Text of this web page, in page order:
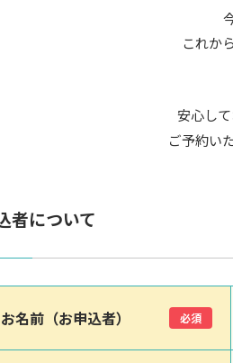
これか
安心し
ご予約い
者について
お名前（お申込者） 必須